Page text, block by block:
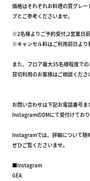
価格はそれぞれお料理の質グレー
プとご参考くださいませ。
※2名様よりご予約受付,2営業日
※キャンセル料はご利用前日より
また、フロア最大35名様程度での
貸切利用のお客様はご相談くださ
お問い合わせは下記お電話番号ま
InstagramのDMにて受付けており
Instagramでは、詳細について随
ぜひご覧くださいませ。
■Instagram
GEA